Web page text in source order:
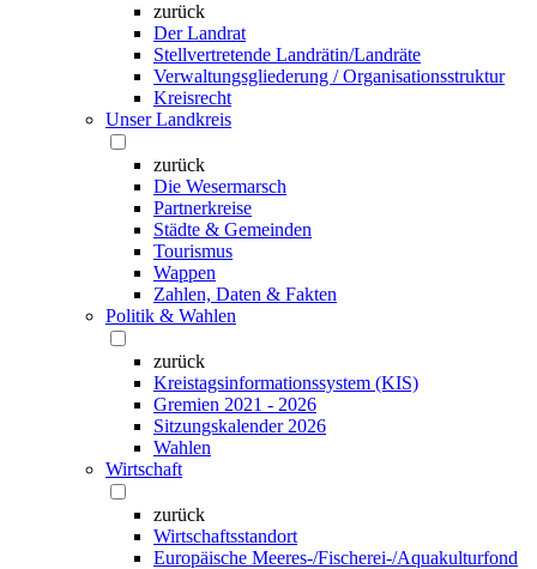
zurück
Der Landrat
Stellvertretende Landrätin/Landräte
Verwaltungsgliederung / Organisationsstruktur
Kreisrecht
Unser Landkreis
zurück
Die Wesermarsch
Partnerkreise
Städte & Gemeinden
Tourismus
Wappen
Zahlen, Daten & Fakten
Politik & Wahlen
zurück
Kreistagsinformationssystem (KIS)
Gremien 2021 - 2026
Sitzungskalender 2026
Wahlen
Wirtschaft
zurück
Wirtschaftsstandort
Europäische Meeres-/Fischerei-/Aquakulturfond